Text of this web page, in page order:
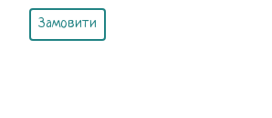
Замовити